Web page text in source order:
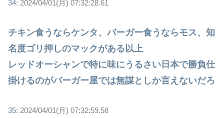
34: 2024/04/01(月) 07:32:28.61
チキン食うならケンタ、バーガー食うならモス、知
名度ゴリ押しのマックがある以上
レッドオーシャンで特に味にうるさい日本で勝負仕
掛けるのがバーガー屋では無謀としか言えないだろ
35: 2024/04/01(月) 07:32:59.58